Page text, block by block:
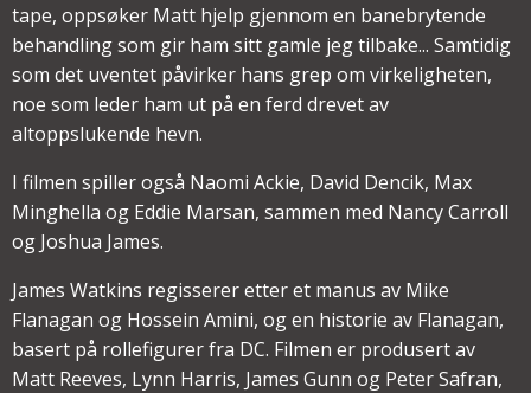
tape, oppsøker Matt hjelp gjennom en banebrytende
behandling som gir ham sitt gamle jeg tilbake... Samtidig
som det uventet påvirker hans grep om virkeligheten,
noe som leder ham ut på en ferd drevet av
altoppslukende hevn.
I filmen spiller også Naomi Ackie, David Dencik, Max
Minghella og Eddie Marsan, sammen med Nancy Carroll
og Joshua James.
James Watkins regisserer etter et manus av Mike
Flanagan og Hossein Amini, og en historie av Flanagan,
basert på rollefigurer fra DC. Filmen er produsert av
Matt Reeves, Lynn Harris, James Gunn og Peter Safran,